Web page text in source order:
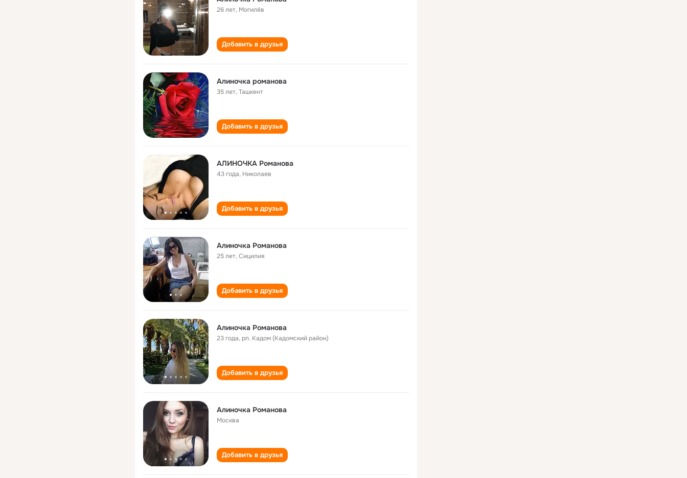
26 лет, Могилёв
Добавить в друзья
Алиночка романова
35 лет,Ташкент
Добавить в друзья
АЛИНОЧКА Романова
43 года, Николаев
Добавить в друзья
Алиночка Романова
25 лет,Сицилия
Добавить в друзья
Алиночка Романова
23 года,рп. Кадом (Кадомский район)
Добавить в друзья
Алиночка Романова
Москва
Добавить в друзья